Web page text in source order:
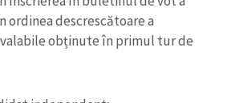
ordinea descrescătoare a
obținute în primul tur de